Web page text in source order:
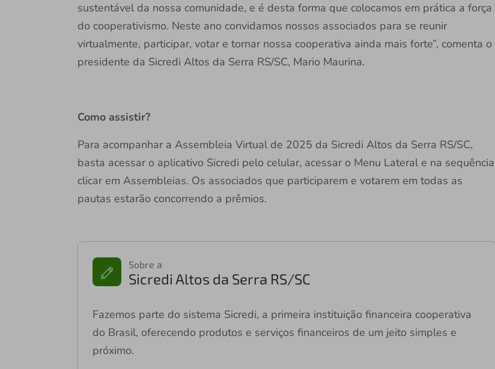
sustentável da nossa comunidade, e é desta forma que colocamos em prática a força
do cooperativismo. Neste ano convidamos nossos associados para se reunir
virtualmente, participar, votar e tornar nossa cooperativa ainda mais forte”, comenta o
presidente da Sicredi Altos da Serra RS/SC, Mario Maurina.
Como assistir?
Para acompanhar a Assembleia Virtual de 2025 da Sicredi Altos da Serra RS/SC,
basta acessar o aplicativo Sicredi pelo celular, acessar o Menu Lateral e na sequência
clicar em Assembleias. Os associados que participarem e votarem em todas as
pautas estarão concorrendo a prêmios.
Sobre a
Sicredi Altos da Serra RS/SC
Fazemos parte do sistema Sicredi, a primeira instituição financeira cooperativa
do Brasil, oferecendo produtos e serviços financeiros de um jeito simples e
próximo.